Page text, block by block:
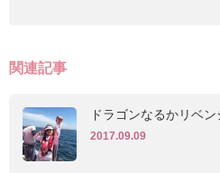
関連記事
ドラゴンなるかリベ
2017.09.09